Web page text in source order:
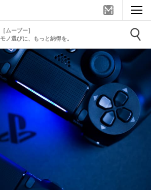
［ムーブー］
モノ選びに、もっと納得を。